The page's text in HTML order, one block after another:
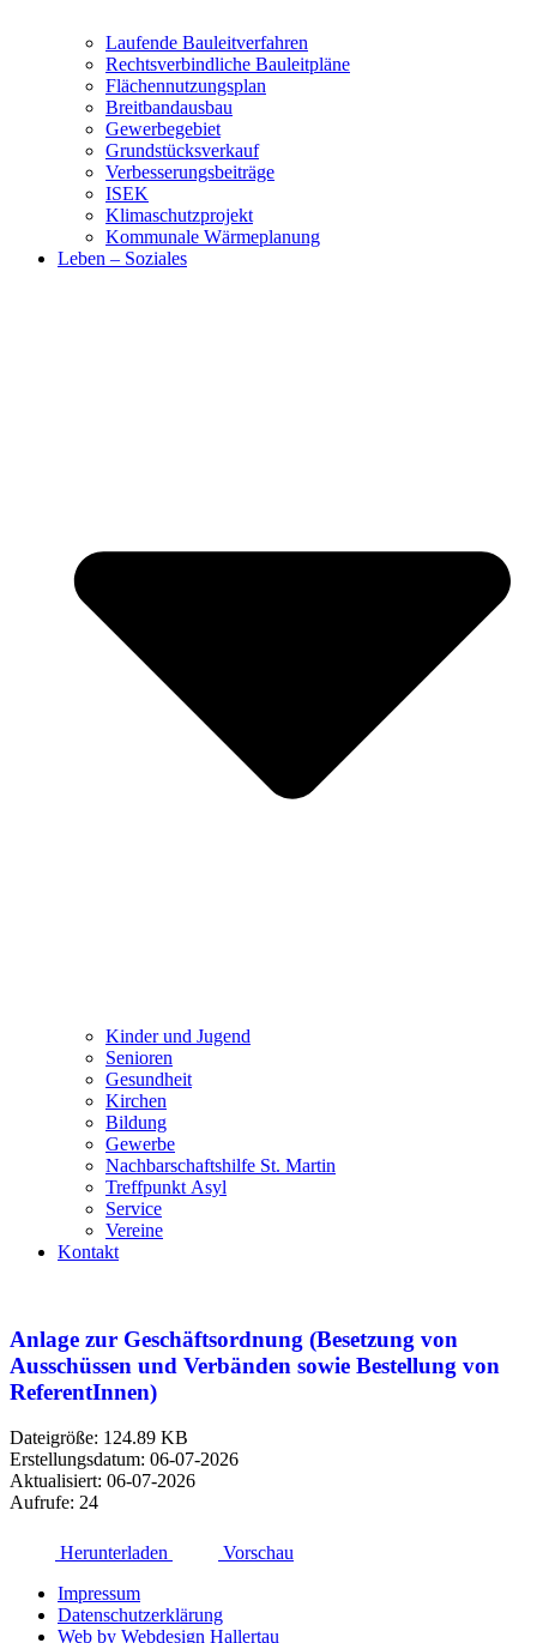
Laufende Bauleitverfahren
Rechtsverbindliche Bauleitpläne
Flächennutzungsplan
Breitbandausbau
Gewerbegebiet
Grundstücksverkauf
Verbesserungsbeiträge
ISEK
Klimaschutzprojekt
Kommunale Wärmeplanung
Leben – Soziales
Kinder und Jugend
Senioren
Gesundheit
Kirchen
Bildung
Gewerbe
Nachbarschaftshilfe St. Martin
Treffpunkt Asyl
Service
Vereine
Kontakt
Anlage zur Geschäftsordnung (Besetzung von
Ausschüssen und Verbänden sowie Bestellung von
ReferentInnen)
Dateigröße: 124.89 KB
Erstellungsdatum: 06-07-2026
Aktualisiert: 06-07-2026
Aufrufe: 24
Herunterladen
Vorschau
Impressum
Datenschutzerklärung
Web by Webdesign Hallertau